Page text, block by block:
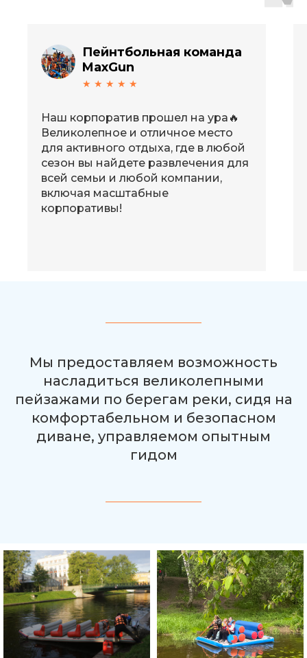
Пейнтбольная команда
MaxGun
★ ★ ★ ★ ★
Наш корпоратив прошел на ура🔥
Великолепное и отличное место
для активного отдыха, где в любой
сезон вы найдете развлечения для
всей семьи и любой компании,
включая масштабные
корпоративы!
Мы предоставляем возможность
насладиться великолепными
пейзажами по берегам реки, сидя на
комфортабельном и безопасном
диване, управляемом опытным
гидом